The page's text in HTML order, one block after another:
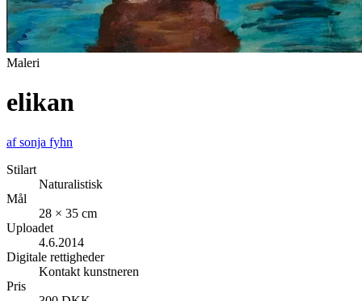
Maleri
elikan
afsonja fyhn
Stilart
Naturalistisk
Mål
28 × 35 cm
Uploadet
4.6.2014
Digitale rettigheder
Kontakt kunstneren
Pris